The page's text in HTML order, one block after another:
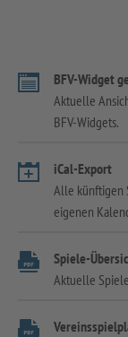
BFV-Widget
Aktuelle
BFV-Widgets.
iCal-Export
Alle künftigen
eigenen
Spiele-
Aktuelle